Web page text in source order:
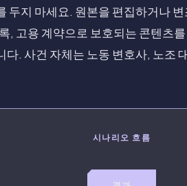
두지 마세요. 원본을 편집하거나
, 고용 계약으로 보호되는 콘텐츠
다. 사건 자체는 노동 변호사, 노조
시나리오 흐름